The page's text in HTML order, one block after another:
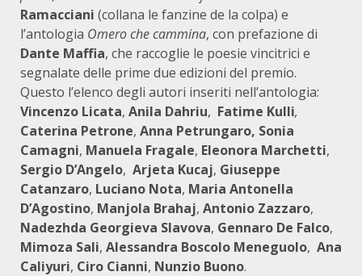
Ramacciani (collana le fanzine de la colpa) e
l’antologia Omero che cammina, con prefazione di
Dante Maffia, che raccoglie le poesie vincitrici e
segnalate delle prime due edizioni del premio.
Questo l’elenco degli autori inseriti nell’antologia:
Vincenzo Licata, Anila Dahriu, Fatime Kulli,
Caterina Petrone, Anna Petrungaro, Sonia
Camagni, Manuela Fragale, Eleonora Marchetti,
Sergio D’Angelo, Arjeta Kucaj, Giuseppe
Catanzaro, Luciano Nota, Maria Antonella
D’Agostino, Manjola Brahaj, Antonio Zazzaro,
Nadezhda Georgieva Slavova, Gennaro De Falco,
Mimoza Sali, Alessandra Boscolo Meneguolo, Ana
Caliyuri, Ciro Cianni, Nunzio Buono.